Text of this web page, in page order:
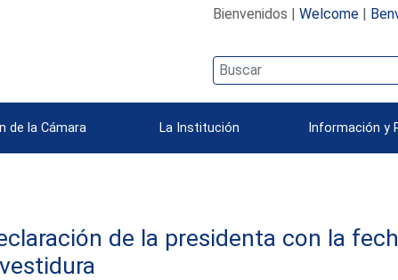
Bienvenidos | Welcome|
de la Cámara La Institución Información y
de la presidenta con la